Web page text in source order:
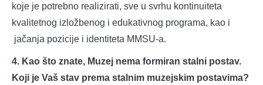
koje je potrebno realizirati, sve u svrhu kontinuiteta
kvalitetnog izložbenog i edukativnog programa, kao i
jačanja pozicije i identiteta MMSU-a.
4. Kao što znate, Muzej nema formiran stalni postav.
Koji je Vaš stav prema stalnim muzejskim postavima?